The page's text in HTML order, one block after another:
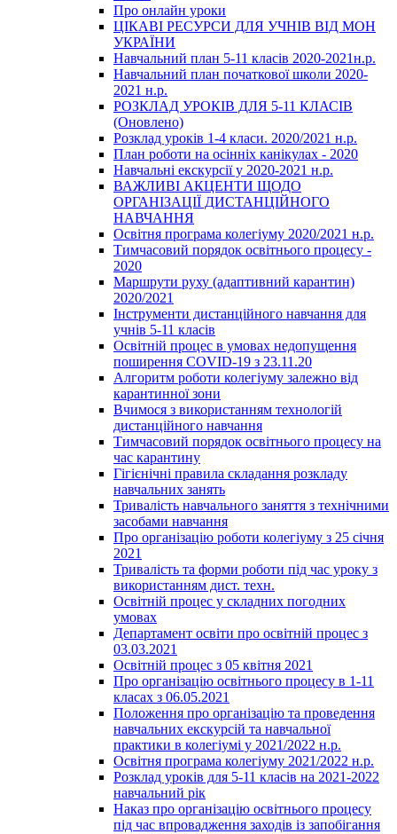
Про онлайн уроки
ЦІКАВІ РЕСУРСИ ДЛЯ УЧНІВ ВІД МОН
УКРАЇНИ
Навчальний план 5-11 класів 2020-2021н.р.
Навчальний план початкової школи 2020-
2021 н.р.
РОЗКЛАД УРОКІВ ДЛЯ 5-11 КЛАСІВ
(Оновлено)
Розклад уроків 1-4 класи. 2020/2021 н.р.
План роботи на осінніх канікулах - 2020
Навчальні екскурсії у 2020-2021 н.р.
ВАЖЛИВІ АКЦЕНТИ ЩОДО
ОРГАНІЗАЦІЇ ДИСТАНЦІЙНОГО
НАВЧАННЯ
Освітня програма колегіуму 2020/2021 н.р.
Тимчасовий порядок освітнього процесу -
2020
Маршрути руху (адаптивний карантин)
2020/2021
Інструменти дистанційного навчання для
учнів 5-11 класів
Освітній процес в умовах недопущення
поширення COVID-19 з 23.11.20
Алгоритм роботи колегіуму залежно від
карантинної зони
Вчимося з використанням технологій
дистанційного навчання
Тимчасовий порядок освітнього процесу на
час карантину
Гігієнічні правила складання розкладу
навчальних занять
Тривалість навчального заняття з технічними
засобами навчання
Про організацію роботи колегіуму з 25 січня
2021
Тривалість та форми роботи під час уроку з
використанням дист. техн.
Освітній процес у складних погодних
умовах
Департамент освіти про освітній процес з
03.03.2021
Освітній процес з 05 квітня 2021
Про організацію освітнього процесу в 1-11
класах з 06.05.2021
Положення про організацію та проведення
навчальних екскурсій та навчальної
практики в колегіумі у 2021/2022 н.р.
Освітня програма колегіуму 2021/2022 н.р.
Розклад уроків для 5-11 класів на 2021-2022
навчальний рік
Наказ про організацію освітнього процесу
під час впровадження заходів із запобігання